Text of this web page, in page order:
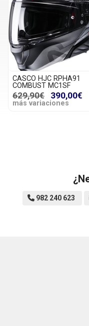
CASCO HJC RPHA91
COMBUST MC1SF
629,90€ 390,00€
más variaciones
982 240 623